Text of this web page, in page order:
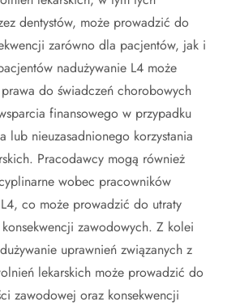
dentystów, może prowadzić do
zarówno dla pacjentów, jak i
nadużywanie L4 może
do świadczeń chorobowych
finansowego w przypadku
lub nieuzasadnionego korzystania
Pracodawcy mogą również
wobec pracowników
co może prowadzić do utraty
zawodowych. Z kolei
uprawnień związanych z
lekarskich może prowadzić do
zawodowej oraz konsekwencji